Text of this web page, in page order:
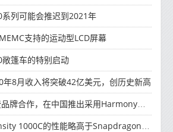
列可能会推迟到2021年
支持的运动型LCD屏幕
篷车的特别启动
年8月收入将突破42亿美元，创历史新高
，在中国推出采用HarmonyOS 2.0的智能家居产品
1000C的性能略高于Snapdragon 765G